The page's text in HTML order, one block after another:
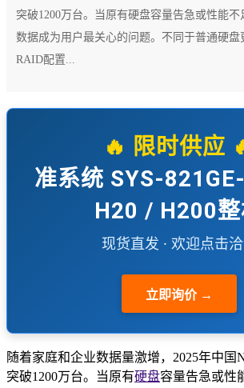
突破1200万台。当原有硬盘容量告急或性能
数据成为用户最关心的问题。不同于普通硬盘
RAID配置...
🔥 限时供应
准系统 SYS-
H20 / H200
现货直发 · 欢迎点击
立即询价 →
随着家庭和企业数据量激增，2025年中国
突破1200万台。当原有硬盘容量告急或性